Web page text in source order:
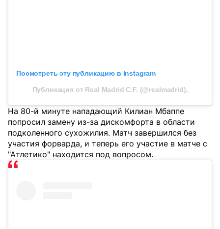
Посмотреть эту публикацию в Instagram
Публикация от Real Madrid C.F. (@realmadrid),
На 80-й минуте нападающий Килиан Мбаппе
попросил замену из-за дискомфорта в области
подколенного сухожилия. Матч завершился без
участия форварда, и теперь его участие в матче с
"Атлетико" находится под вопросом.